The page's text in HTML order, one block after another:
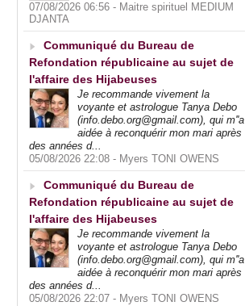
07/08/2026 06:56 - Maitre spirituel MEDIUM
DJANTA
Communiqué du Bureau de
Refondation républicaine au sujet de
l'affaire des Hijabeuses
Je recommande vivement la
voyante et astrologue Tanya Debo
(info.debo.org@gmail.com), qui m''a
aidée à reconquérir mon mari après
des années d...
05/08/2026 22:08 - Myers TONI OWENS
Communiqué du Bureau de
Refondation républicaine au sujet de
l'affaire des Hijabeuses
Je recommande vivement la
voyante et astrologue Tanya Debo
(info.debo.org@gmail.com), qui m''a
aidée à reconquérir mon mari après
des années d...
05/08/2026 22:07 - Myers TONI OWENS